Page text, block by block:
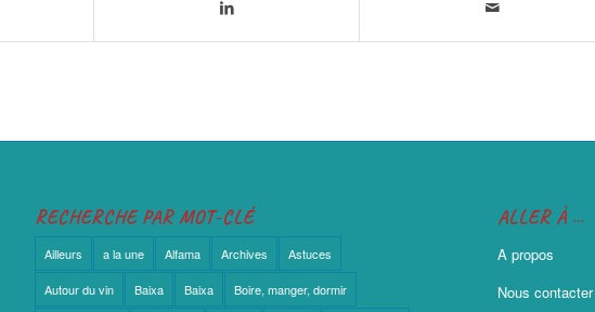
RECHERCHE PAR MOT-CLÉ
Ailleurs a la une Alfama Archives Astuces
Autour du vin Baixa Baixa Boire, manger, dormir
ALLER À …
A propos
Nous contacter